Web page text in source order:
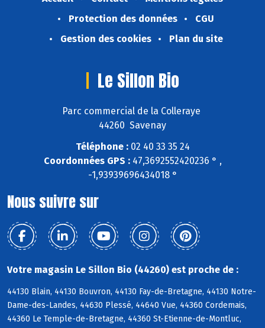
Protection des données
CGU
Gestion des cookies
Plan du site
Le Sillon Bio
Parc commercial de la Colleraye
44260 Savenay
Téléphone :02 40 33 35 24
Coordonnées GPS :47,3692552420236 ° ,
-1,93939696434018 °
Nous suivre sur
Votre magasin Le Sillon Bio (44260) est proche de :
44130 Blain, 44130 Bouvron, 44130 Fay-de-Bretagne, 44130 Notre-
Dame-des-Landes, 44630 Plessé, 44640 Vue, 44360 Cordemais,
44360 Le Temple-de-Bretagne, 44360 St-Etienne-de-Montluc,